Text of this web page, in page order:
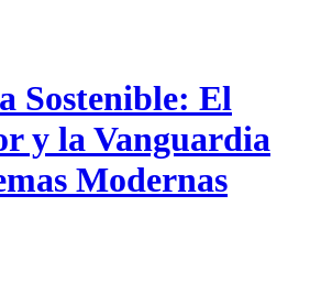
Sostenible: El
y la Vanguardia
Modernas